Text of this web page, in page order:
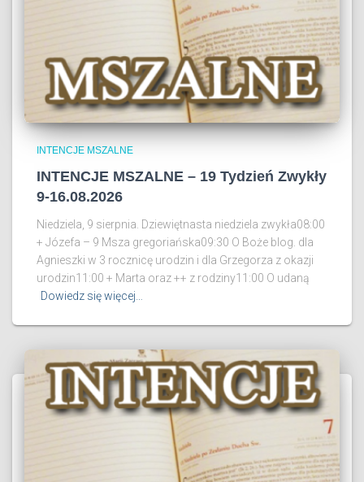
INTENCJE MSZALNE
INTENCJE MSZALNE – 19 Tydzień Zwykły
9-16.08.2026
Niedziela, 9 sierpnia. Dziewiętnasta niedziela zwykła08:00
+ Józefa – 9 Msza gregoriańska09:30 O Boże blog. dla
Agnieszki w 3 rocznicę urodzin i dla Grzegorza z okazji
urodzin11:00 + Marta oraz ++ z rodziny11:00 O udaną
Dowiedz się więcej…